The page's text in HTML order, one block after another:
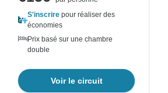
S'inscrire pour réaliser des
économies
Prix basé sur une chambre
double
Voir le circuit